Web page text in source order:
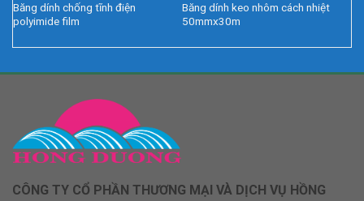
Băng dính chống tĩnh điện
polyimide film
Băng dính keo nhôm cách nhiệt
50mmx30m
CÔNG TY CỔ PHẦN THƯƠNG MẠI VÀ DỊCH VỤ HỒNG